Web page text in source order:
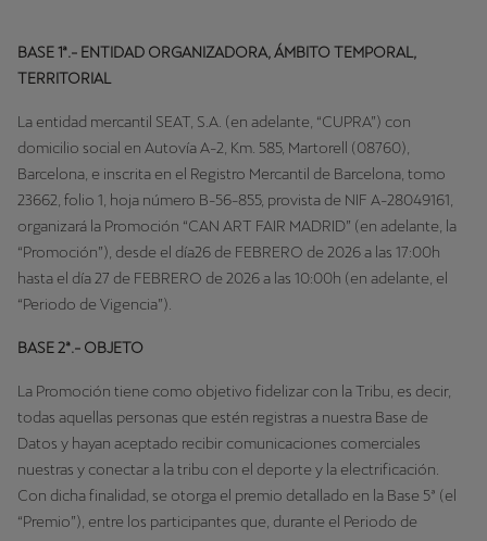
BASE 1ª.- ENTIDAD ORGANIZADORA, ÁMBITO TEMPORAL,
TERRITORIAL
La entidad mercantil SEAT, S.A. (en adelante, “CUPRA”) con
domicilio social en Autovía A-2, Km. 585, Martorell (08760),
Barcelona, e inscrita en el Registro Mercantil de Barcelona, tomo
23662, folio 1, hoja número B-56-855, provista de NIF A-28049161,
organizará la Promoción “CAN ART FAIR MADRID” (en adelante, la
“Promoción”), desde el día26 de FEBRERO de 2026 a las 17:00h
hasta el día 27 de FEBRERO de 2026 a las 10:00h (en adelante, el
“Periodo de Vigencia”).
BASE 2ª.- OBJETO
La Promoción tiene como objetivo fidelizar con la Tribu, es decir,
todas aquellas personas que estén registras a nuestra Base de
Datos y hayan aceptado recibir comunicaciones comerciales
nuestras y conectar a la tribu con el deporte y la electrificación.
Con dicha finalidad, se otorga el premio detallado en la Base 5ª (el
“Premio”), entre los participantes que, durante el Periodo de